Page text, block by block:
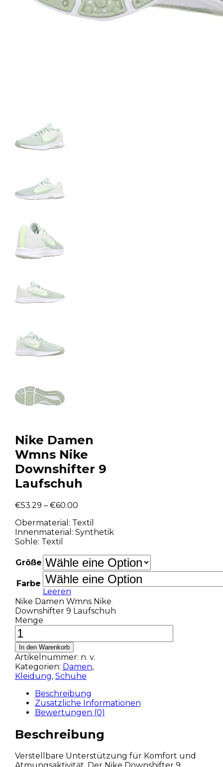
Nike Damen
Wmns Nike
Downshifter 9
Laufschuh
€53.29 – €60.00
Obermaterial: Textil
Innenmaterial: Synthetik
Sohle: Textil
Größe
Farbe
Leeren
Nike Damen Wmns Nike
Downshifter 9 Laufschuh
Menge
In den Warenkorb
Artikelnummer: n. v.
Kategorien: Damen,
Kleidung, Schuhe
Beschreibung
Zusätzliche Informationen
Bewertungen (0)
Beschreibung
Verstellbare Unterstützung für Komfort und